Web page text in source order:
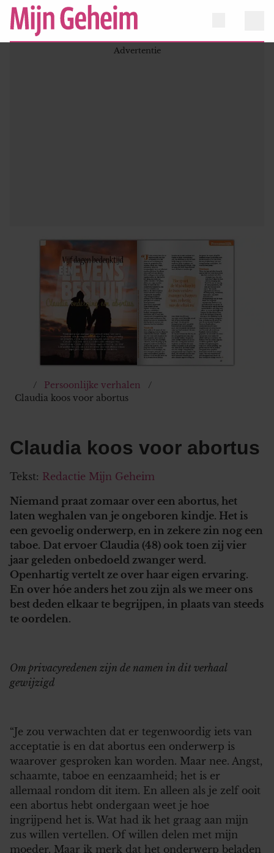
Persoonlijke verhalen
Claudia koos voor abortus
Claudia koos voor abortus
Tekst: Redactie Mijn Geheim
Niemand praat zomaar over een abortus, het
laten weghalen van je ongeboren kindje. Het is
een gevoelig onderwerp, en in zekere zin nog een
taboe. Dat ervoer Claudia (48) ook toen zij vier
jaar geleden onbedoeld zwanger werd.
Openhartig vertelt ze over haar eigen ervaring.
En over hóe anders het zou zijn als we meer ons
best deden elkaar te begrijpen, in plaats van steeds
te oordelen.
Om privacyredenen zijn de namen in dit verhaal
gewijzigd
“Je zou verwachten dat er tegenwoordig iets van
acceptatie is en dat abortus een onderwerp is
waarover gesproken kan worden. Maar nee. Angst,
schaamte, taboe en eenzaamheid; het is er
allemaal rondom dit item. En alleen als je zelf ooit
een abortus hebt ondergaan weet je hoe
ingrijpend het is. Wat had ik het graag aan mijn
zus willen vertellen. Of willen delen met mijn
moeder. Maar ik merk dat het onderwerp beladen